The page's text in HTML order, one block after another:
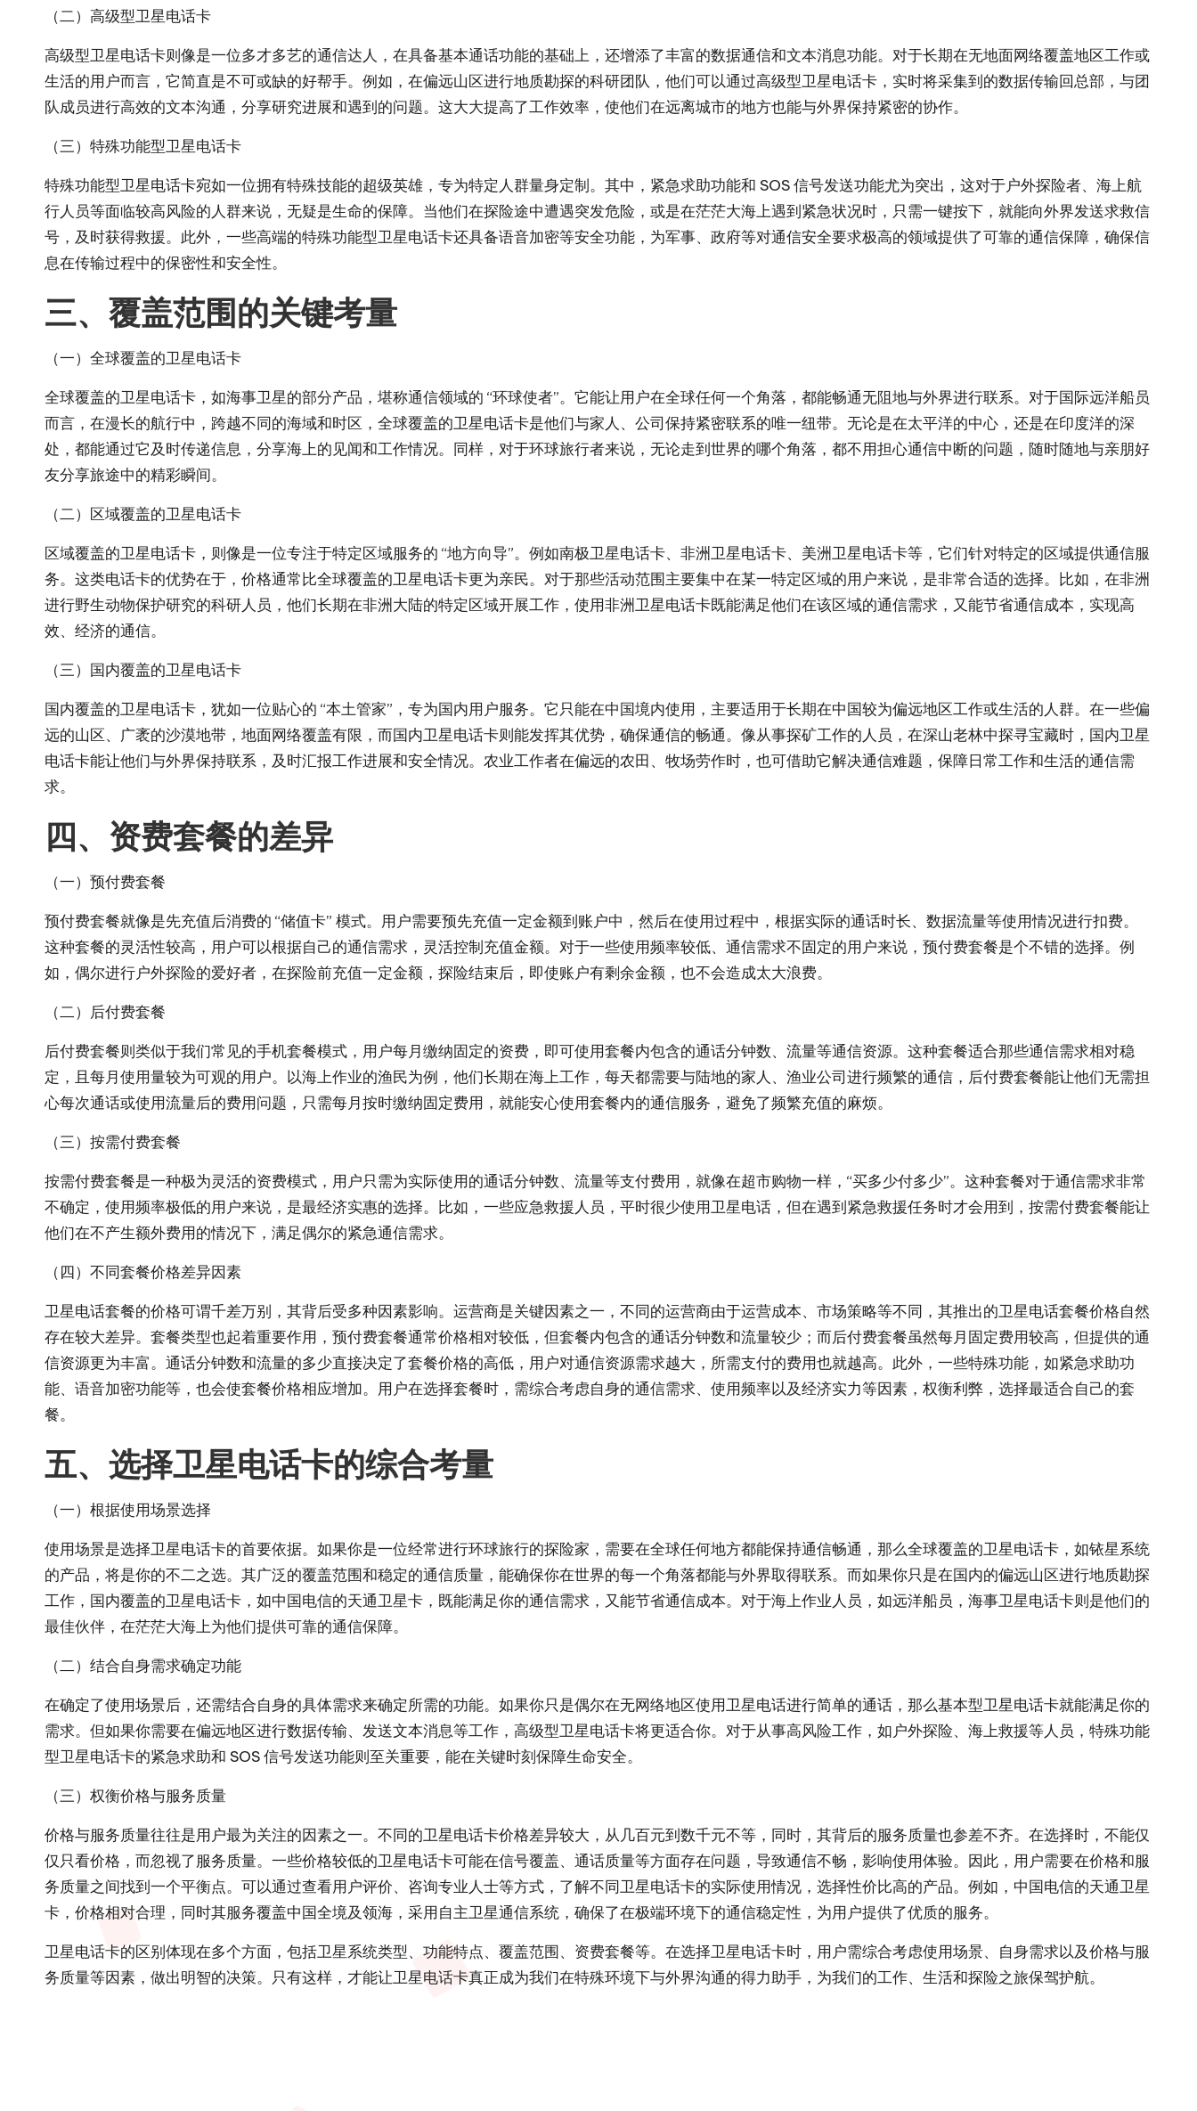
（二）高级型卫星电话卡
高级型卫星电话卡则像是一位多才多艺的通信达人，在具备基本通话功能的基础上，还增添了丰富的数据通信和文本消息功能。对于长期在无地面网络覆盖地区工作或
生活的用户而言，它简直是不可或缺的好帮手。例如，在偏远山区进行地质勘探的科研团队，他们可以通过高级型卫星电话卡，实时将采集到的数据传输回总部，与团
队成员进行高效的文本沟通，分享研究进展和遇到的问题。这大大提高了工作效率，使他们在远离城市的地方也能与外界保持紧密的协作。
（三）特殊功能型卫星电话卡
特殊功能型卫星电话卡宛如一位拥有特殊技能的超级英雄，专为特定人群量身定制。其中，紧急求助功能和 SOS 信号发送功能尤为突出，这对于户外探险者、海上航
行人员等面临较高风险的人群来说，无疑是生命的保障。当他们在探险途中遭遇突发危险，或是在茫茫大海上遇到紧急状况时，只需一键按下，就能向外界发送求救信
号，及时获得救援。此外，一些高端的特殊功能型卫星电话卡还具备语音加密等安全功能，为军事、政府等对通信安全要求极高的领域提供了可靠的通信保障，确保信
息在传输过程中的保密性和安全性。
三、覆盖范围的关键考量
（一）全球覆盖的卫星电话卡
全球覆盖的卫星电话卡，如海事卫星的部分产品，堪称通信领域的 “环球使者”。它能让用户在全球任何一个角落，都能畅通无阻地与外界进行联系。对于国际远洋船员
而言，在漫长的航行中，跨越不同的海域和时区，全球覆盖的卫星电话卡是他们与家人、公司保持紧密联系的唯一纽带。无论是在太平洋的中心，还是在印度洋的深
处，都能通过它及时传递信息，分享海上的见闻和工作情况。同样，对于环球旅行者来说，无论走到世界的哪个角落，都不用担心通信中断的问题，随时随地与亲朋好
友分享旅途中的精彩瞬间。
（二）区域覆盖的卫星电话卡
区域覆盖的卫星电话卡，则像是一位专注于特定区域服务的 “地方向导”。例如南极卫星电话卡、非洲卫星电话卡、美洲卫星电话卡等，它们针对特定的区域提供通信服
务。这类电话卡的优势在于，价格通常比全球覆盖的卫星电话卡更为亲民。对于那些活动范围主要集中在某一特定区域的用户来说，是非常合适的选择。比如，在非洲
进行野生动物保护研究的科研人员，他们长期在非洲大陆的特定区域开展工作，使用非洲卫星电话卡既能满足他们在该区域的通信需求，又能节省通信成本，实现高
效、经济的通信。
（三）国内覆盖的卫星电话卡
国内覆盖的卫星电话卡，犹如一位贴心的 “本土管家”，专为国内用户服务。它只能在中国境内使用，主要适用于长期在中国较为偏远地区工作或生活的人群。在一些偏
远的山区、广袤的沙漠地带，地面网络覆盖有限，而国内卫星电话卡则能发挥其优势，确保通信的畅通。像从事探矿工作的人员，在深山老林中探寻宝藏时，国内卫星
电话卡能让他们与外界保持联系，及时汇报工作进展和安全情况。农业工作者在偏远的农田、牧场劳作时，也可借助它解决通信难题，保障日常工作和生活的通信需
求。
四、资费套餐的差异
（一）预付费套餐
预付费套餐就像是先充值后消费的 “储值卡” 模式。用户需要预先充值一定金额到账户中，然后在使用过程中，根据实际的通话时长、数据流量等使用情况进行扣费。
这种套餐的灵活性较高，用户可以根据自己的通信需求，灵活控制充值金额。对于一些使用频率较低、通信需求不固定的用户来说，预付费套餐是个不错的选择。例
如，偶尔进行户外探险的爱好者，在探险前充值一定金额，探险结束后，即使账户有剩余金额，也不会造成太大浪费。
（二）后付费套餐
后付费套餐则类似于我们常见的手机套餐模式，用户每月缴纳固定的资费，即可使用套餐内包含的通话分钟数、流量等通信资源。这种套餐适合那些通信需求相对稳
定，且每月使用量较为可观的用户。以海上作业的渔民为例，他们长期在海上工作，每天都需要与陆地的家人、渔业公司进行频繁的通信，后付费套餐能让他们无需担
心每次通话或使用流量后的费用问题，只需每月按时缴纳固定费用，就能安心使用套餐内的通信服务，避免了频繁充值的麻烦。
（三）按需付费套餐
按需付费套餐是一种极为灵活的资费模式，用户只需为实际使用的通话分钟数、流量等支付费用，就像在超市购物一样，“买多少付多少”。这种套餐对于通信需求非常
不确定，使用频率极低的用户来说，是最经济实惠的选择。比如，一些应急救援人员，平时很少使用卫星电话，但在遇到紧急救援任务时才会用到，按需付费套餐能让
他们在不产生额外费用的情况下，满足偶尔的紧急通信需求。
（四）不同套餐价格差异因素
卫星电话套餐的价格可谓千差万别，其背后受多种因素影响。运营商是关键因素之一，不同的运营商由于运营成本、市场策略等不同，其推出的卫星电话套餐价格自然
存在较大差异。套餐类型也起着重要作用，预付费套餐通常价格相对较低，但套餐内包含的通话分钟数和流量较少；而后付费套餐虽然每月固定费用较高，但提供的通
信资源更为丰富。通话分钟数和流量的多少直接决定了套餐价格的高低，用户对通信资源需求越大，所需支付的费用也就越高。此外，一些特殊功能，如紧急求助功
能、语音加密功能等，也会使套餐价格相应增加。用户在选择套餐时，需综合考虑自身的通信需求、使用频率以及经济实力等因素，权衡利弊，选择最适合自己的套
餐。
五、选择卫星电话卡的综合考量
（一）根据使用场景选择
使用场景是选择卫星电话卡的首要依据。如果你是一位经常进行环球旅行的探险家，需要在全球任何地方都能保持通信畅通，那么全球覆盖的卫星电话卡，如铱星系统
的产品，将是你的不二之选。其广泛的覆盖范围和稳定的通信质量，能确保你在世界的每一个角落都能与外界取得联系。而如果你只是在国内的偏远山区进行地质勘探
工作，国内覆盖的卫星电话卡，如中国电信的天通卫星卡，既能满足你的通信需求，又能节省通信成本。对于海上作业人员，如远洋船员，海事卫星电话卡则是他们的
最佳伙伴，在茫茫大海上为他们提供可靠的通信保障。
（二）结合自身需求确定功能
在确定了使用场景后，还需结合自身的具体需求来确定所需的功能。如果你只是偶尔在无网络地区使用卫星电话进行简单的通话，那么基本型卫星电话卡就能满足你的
需求。但如果你需要在偏远地区进行数据传输、发送文本消息等工作，高级型卫星电话卡将更适合你。对于从事高风险工作，如户外探险、海上救援等人员，特殊功能
型卫星电话卡的紧急求助和 SOS 信号发送功能则至关重要，能在关键时刻保障生命安全。
（三）权衡价格与服务质量
价格与服务质量往往是用户最为关注的因素之一。不同的卫星电话卡价格差异较大，从几百元到数千元不等，同时，其背后的服务质量也参差不齐。在选择时，不能仅
仅只看价格，而忽视了服务质量。一些价格较低的卫星电话卡可能在信号覆盖、通话质量等方面存在问题，导致通信不畅，影响使用体验。因此，用户需要在价格和服
务质量之间找到一个平衡点。可以通过查看用户评价、咨询专业人士等方式，了解不同卫星电话卡的实际使用情况，选择性价比高的产品。例如，中国电信的天通卫星
卡，价格相对合理，同时其服务覆盖中国全境及领海，采用自主卫星通信系统，确保了在极端环境下的通信稳定性，为用户提供了优质的服务。
卫星电话卡的区别体现在多个方面，包括卫星系统类型、功能特点、覆盖范围、资费套餐等。在选择卫星电话卡时，用户需综合考虑使用场景、自身需求以及价格与服
务质量等因素，做出明智的决策。只有这样，才能让卫星电话卡真正成为我们在特殊环境下与外界沟通的得力助手，为我们的工作、生活和探险之旅保驾护航。